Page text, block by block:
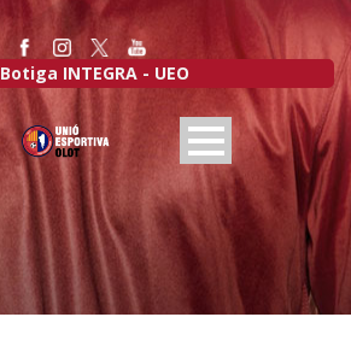
Botiga INTEGRA - UEO